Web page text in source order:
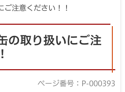
ご注意ください！！
の取り扱いにご注
ページ番号：P-000393